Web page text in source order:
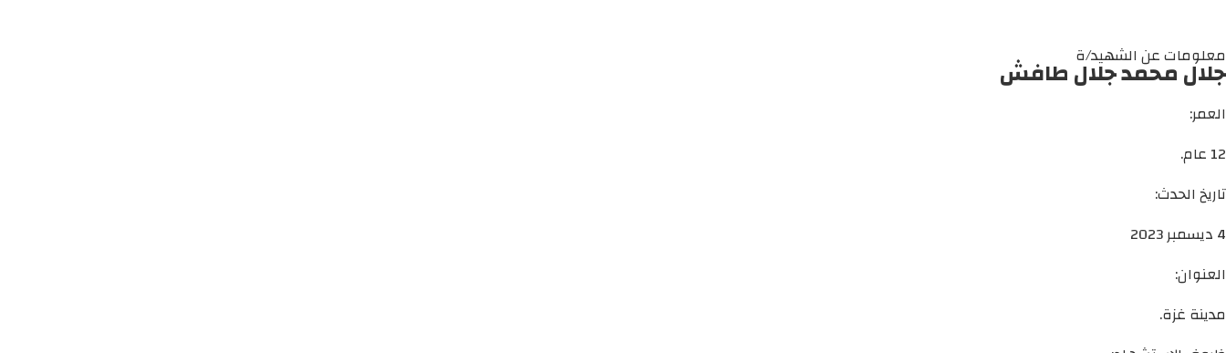
معلومات عن الشهيد/ة
جلال محمد جلال طافش
العمر:
12 عام.
تاريخ الحدث:
4 ديسمبر 2023
العنوان:
مدينة غزة.